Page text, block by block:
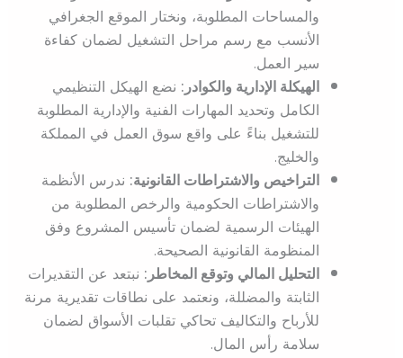
والمساحات المطلوبة، ونختار الموقع الجغرافي
الأنسب مع رسم مراحل التشغيل لضمان كفاءة
سير العمل.
الهيكلة الإدارية والكوادر:نضع الهيكل التنظيمي
الكامل وتحديد المهارات الفنية والإدارية المطلوبة
للتشغيل بناءً على واقع سوق العمل في المملكة
والخليج.
التراخيص والاشتراطات القانونية:ندرس الأنظمة
والاشتراطات الحكومية والرخص المطلوبة من
الهيئات الرسمية لضمان تأسيس المشروع وفق
المنظومة القانونية الصحيحة.
التحليل المالي وتوقع المخاطر:نبتعد عن التقديرات
الثابتة والمضللة، ونعتمد على نطاقات تقديرية مرنة
للأرباح والتكاليف تحاكي تقلبات الأسواق لضمان
سلامة رأس المال.